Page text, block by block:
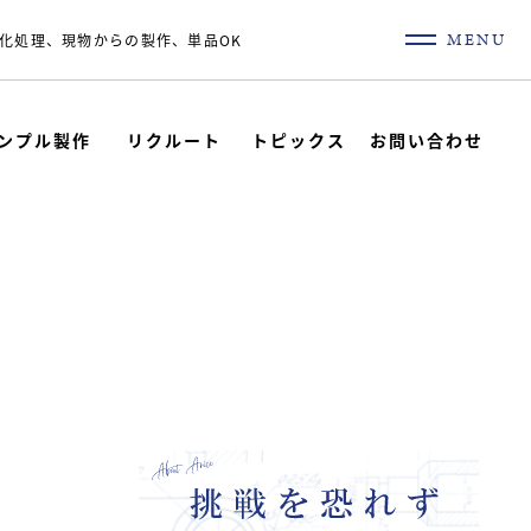
処理、現物からの製作、単品OK MENU
プル製作 リクルート トピックス お問い合わせ